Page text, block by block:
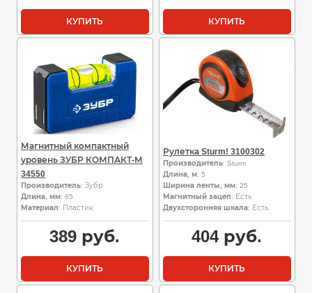
КУПИТЬ КУПИТЬ
Магнитный компактный
уровень ЗУБР КОМПАКТ-М
34550
Производитель: Зубр
Длина, мм: 65
Материал: Пластик
389 руб.
КУПИТЬ
Рулетка Sturm! 3100302
Производитель: Sturm
Длина, м: 5
Ширина ленты, мм: 25
Магнитный зацеп: Есть
Двухсторонняя шкала: Есть
404руб.
КУПИТЬ